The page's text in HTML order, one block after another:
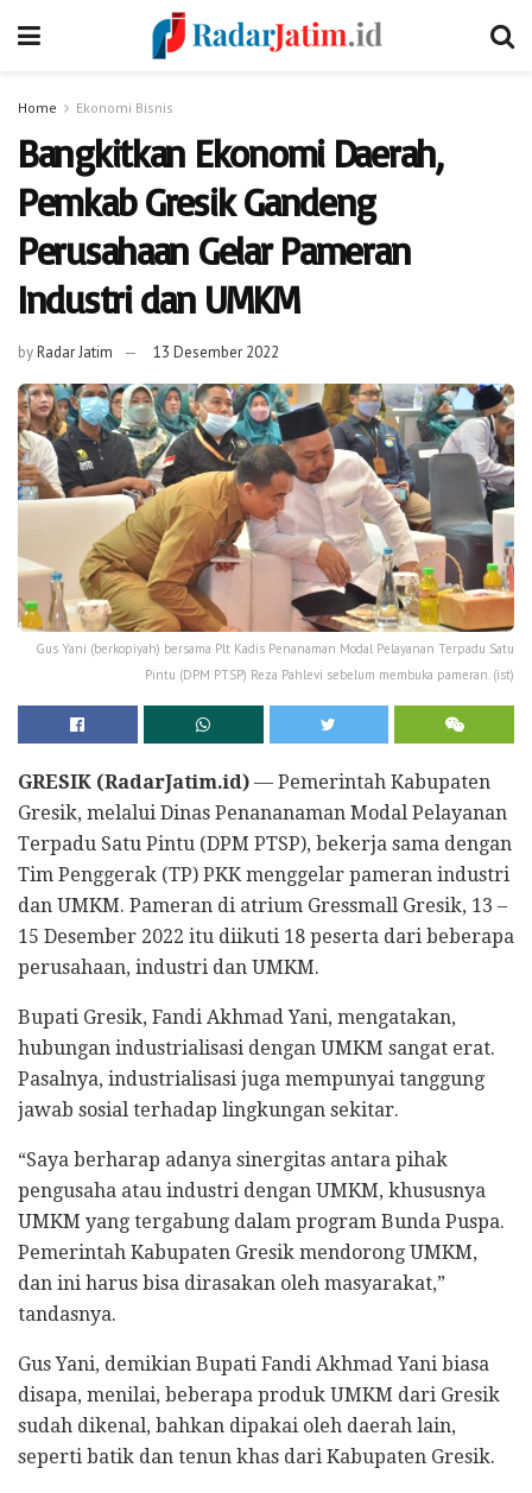
Home Ekonomi Bisnis
Bangkitkan Ekonomi Daerah,
Pemkab Gresik Gandeng
Perusahaan Gelar Pameran
Industri dan UMKM
byRadar Jatim 13 Desember 2022
Gus Yani (berkopiyah) bersama Plt Kadis Penanaman Modal Pelayanan Terpadu Satu
Pintu (DPM PTSP) Reza Pahlevi sebelum membuka pameran. (ist)
GRESIK (RadarJatim.id) — Pemerintah Kabupaten
Gresik, melalui Dinas Penananaman Modal Pelayanan
Terpadu Satu Pintu (DPM PTSP), bekerja sama dengan
Tim Penggerak (TP) PKK menggelar pameran industri
dan UMKM. Pameran di atrium Gressmall Gresik, 13 –
15 Desember 2022 itu diikuti 18 peserta dari beberapa
perusahaan, industri dan UMKM.
Bupati Gresik, Fandi Akhmad Yani, mengatakan,
hubungan industrialisasi dengan UMKM sangat erat.
Pasalnya, industrialisasi juga mempunyai tanggung
jawab sosial terhadap lingkungan sekitar.
“Saya berharap adanya sinergitas antara pihak
pengusaha atau industri dengan UMKM, khususnya
UMKM yang tergabung dalam program Bunda Puspa.
Pemerintah Kabupaten Gresik mendorong UMKM,
dan ini harus bisa dirasakan oleh masyarakat,”
tandasnya.
Gus Yani, demikian Bupati Fandi Akhmad Yani biasa
disapa, menilai, beberapa produk UMKM dari Gresik
sudah dikenal, bahkan dipakai oleh daerah lain,
seperti batik dan tenun khas dari Kabupaten Gresik.